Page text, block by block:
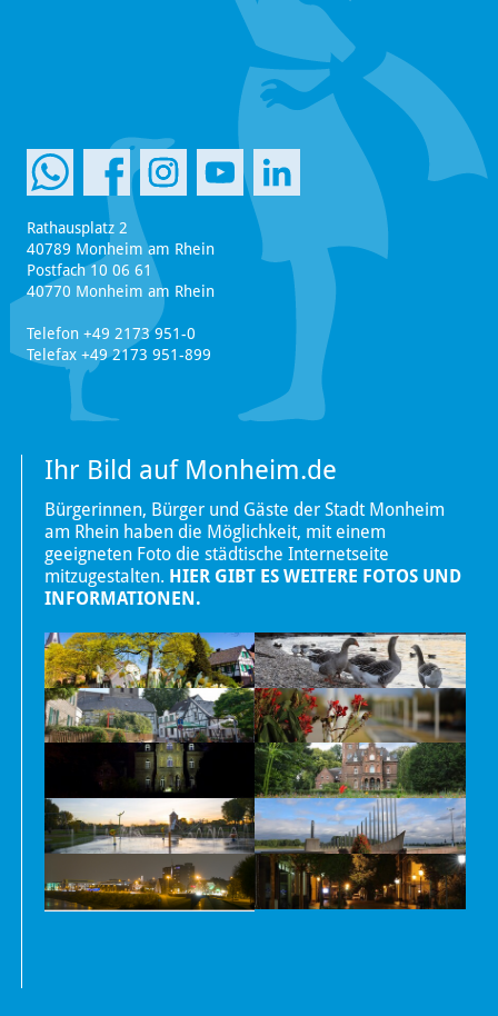
Rathausplatz 2
40789 Monheim am Rhein
Postfach 10 06 61
40770 Monheim am Rhein
Telefon +49 2173 951-0
Telefax +49 2173 951-899
Ihr Bild auf Monheim.de
Bürgerinnen, Bürger und Gäste der Stadt Monheim
am Rhein haben die Möglichkeit, mit einem
geeigneten Foto die städtische Internetseite
mitzugestalten. HIER GIBT ES WEITERE FOTOS UND
INFORMATIONEN.